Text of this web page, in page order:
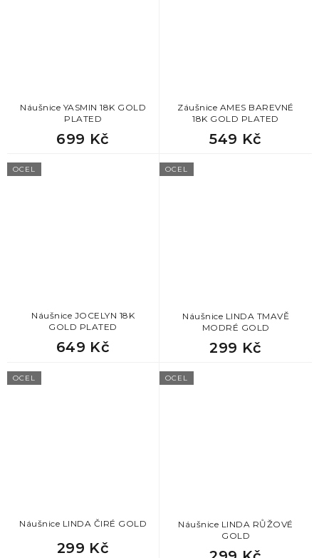
Náušnice YASMIN 18K GOLD
PLATED
699 Kč
Záušnice AMES BAREVNÉ
18K GOLD PLATED
549 Kč
OCEL
Náušnice JOCELYN 18K
GOLD PLATED
649 Kč
OCEL
Náušnice LINDA TMAVĚ
MODRÉ GOLD
299 Kč
OCEL
Náušnice LINDA ČIRÉ GOLD
299 Kč
OCEL
Náušnice LINDA RŮŽOVÉ
GOLD